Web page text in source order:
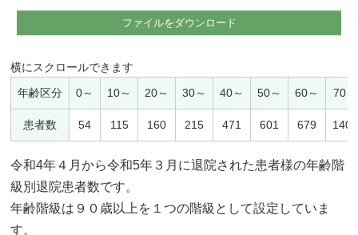
ファイルをダウンロード
年齢区分 0～ 10～ 20～ 30～ 40～ 50～ 60～ 70～
患者数 54 115 160 215 471 601 679 1400
令和4年４月から令和5年３月に退院された患者様の年齢階
級別退院患者数です。
年齢階級は９０歳以上を１つの階級として設定していま
す。